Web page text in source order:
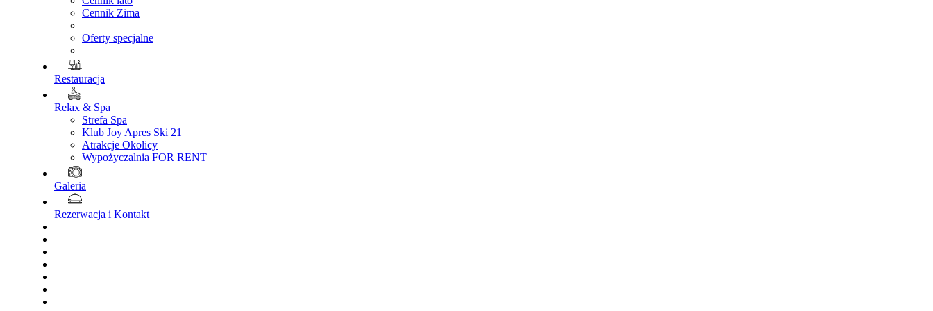
Cennik Zima
Oferty specjalne
Restauracja
Relax & Spa
Strefa Spa
Klub Joy Apres Ski 21
Atrakcje Okolicy
Wypożyczalnia FOR RENT
Galeria
Rezerwacja i Kontakt